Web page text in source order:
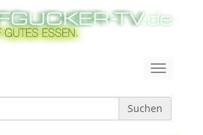
Suchen